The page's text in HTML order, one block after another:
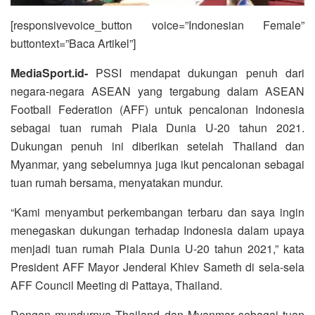
[responsivevoice_button voice=”Indonesian Female”
buttontext=”Baca Artikel”]
MediaSport.id- PSSI mendapat dukungan penuh dari
negara-negara ASEAN yang tergabung dalam ASEAN
Football Federation (AFF) untuk pencalonan Indonesia
sebagai tuan rumah Piala Dunia U-20 tahun 2021.
Dukungan penuh ini diberikan setelah Thailand dan
Myanmar, yang sebelumnya juga ikut pencalonan sebagai
tuan rumah bersama, menyatakan mundur.
“Kami menyambut perkembangan terbaru dan saya ingin
menegaskan dukungan terhadap Indonesia dalam upaya
menjadi tuan rumah Piala Dunia U-20 tahun 2021,” kata
President AFF Mayor Jenderal Khiev Sameth di sela-sela
AFF Council Meeting di Pattaya, Thailand.